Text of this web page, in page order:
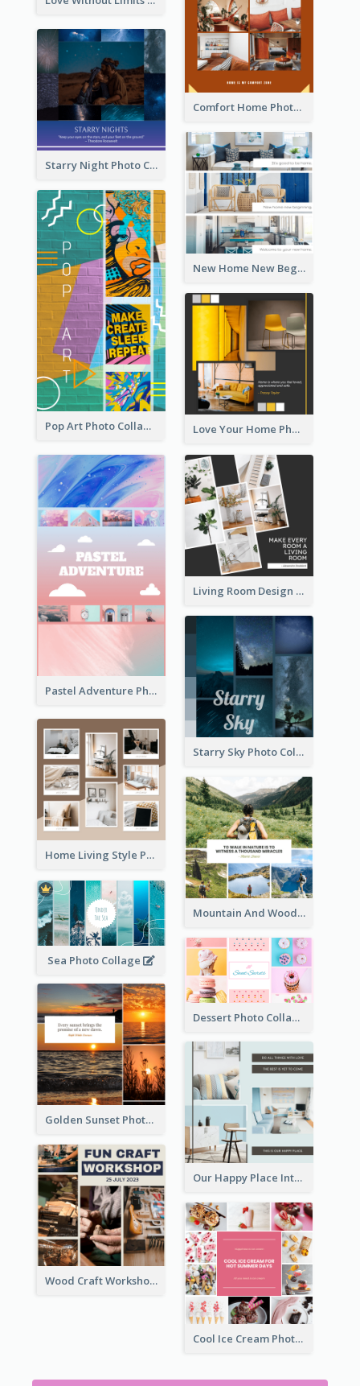
Comfort Home Photo Collage
Starry Night Photo Collage
New Home New Beginning Photo Collage
Pop Art Photo Collage Love Your Home Photo Collage
Pastel Adventure Photo Collage
Living Room Design Photo Collage
Starry Sky Photo Collage
Home Living Style Photo Collage
Mountain And Woods Photo Collage
Sea Photo Collage
Dessert Photo Collage
Golden Sunset Photo Collage
Our Happy Place Interior Photo Collage
Wood Craft Workshop Photo Collage
Cool Ice Cream Photo Collage